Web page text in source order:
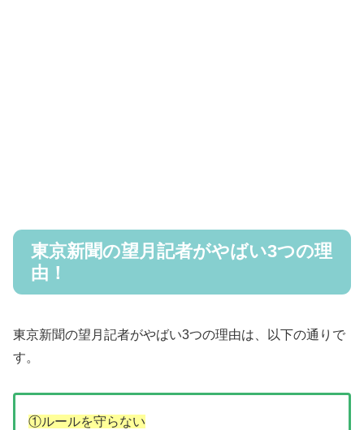
東京新聞の望月記者がやばい3つの理
由！
東京新聞の望月記者がやばい3つの理由は、以下の通りで
す。
①ルールを守らない